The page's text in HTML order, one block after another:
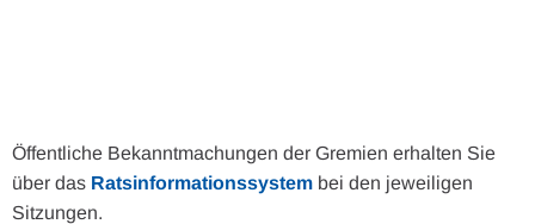
Öffentliche Bekanntmachungen der Gremien erhalten Sie
über das Ratsinformationssystem bei den jeweiligen
Sitzungen.